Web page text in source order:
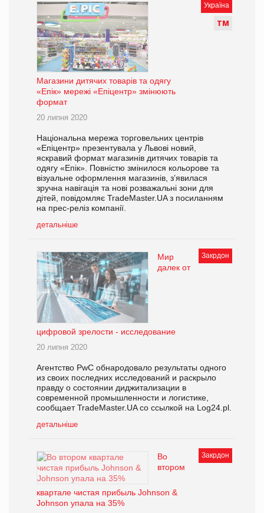
Україна
ТМ
Магазини дитячих товарів та одягу
«Епік» мережі «Епіцентр» змінюють
формат
20 липня 2020
Національна мережа торговельних центрів
«Епіцентр» презентувала у Львові новий,
яскравий формат магазинів дитячих товарів та
одягу «Епік». Повністю змінилося кольорове та
візуальне оформлення магазинів, з’явилася
зручна навігація та нові розважальні зони для
дітей, повідомляє TradeMaster.UA з посиланням
на прес-реліз компанії.
детальніше
Закрдон
Мир
далек от
цифровой зрелости - исследование
20 липня 2020
Агентство PwC обнародовало результаты одного
из своих последних исследований и раскрыло
правду о состоянии диджитализации в
современной промышленности и логистике,
сообщает TradeMaster.UA со ссылкой на Log24.pl.
детальніше
Закрдон
Во
втором
квартале чистая прибыль Johnson &
Johnson упала на 35%